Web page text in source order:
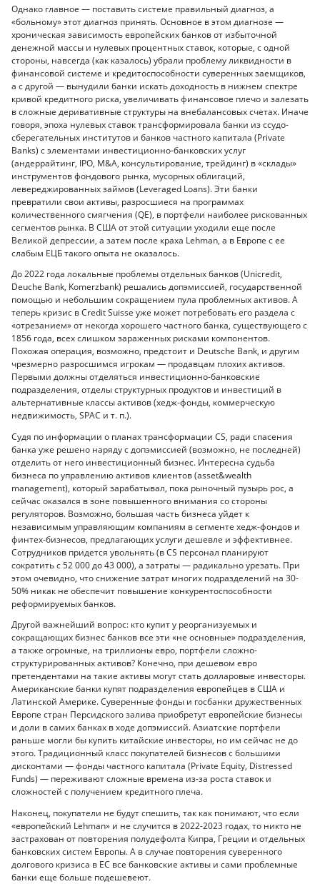
Однако главное — поставить системе правильный диагноз, а
«больному» этот диагноз принять. Основное в этом диагнозе —
хроническая зависимость европейских банков от избыточной
денежной массы и нулевых процентных ставок, которые, с одной
стороны, навсегда (как казалось) убрали проблему ликвидности в
финансовой системе и кредитоспособности суверенных заемщиков,
а с другой — вынудили банки искать доходность в нижнем спектре
кривой кредитного риска, увеличивать финансовое плечо и залезать
в сложные деривативные структуры на внебалансовых счетах. Иначе
говоря, эпоха нулевых ставок трансформировала банки из ссудо-
сберегательных институтов и банков частного капитала (Private
Banks) с элементами инвестиционно-банковских услуг
(андеррайтинг, IPO, M&A, консультирование, трейдинг) в «склады»
инструментов фондового рынка, мусорных облигаций,
левереджированных займов (Leveraged Loans). Эти банки
превратили свои активы, разросшиеся на программах
количественного смягчения (QE), в портфели наиболее рискованных
сегментов рынка. В США от этой ситуации уходили еще после
Великой депрессии, а затем после краха Lehman, а в Европе с ее
слабым ЕЦБ такого опыта не оказалось.
До 2022 года локальные проблемы отдельных банков (Unicredit,
Deuche Bank, Komerzbank) решались допэмиссией, государственной
помощью и небольшим сокращением пула проблемных активов. А
теперь кризис в Credit Suisse уже может потребовать его раздела с
«отрезанием» от некогда хорошего частного банка, существующего с
1856 года, всех слишком зараженных рисками компонентов.
Похожая операция, возможно, предстоит и Deutsche Bank, и другим
чрезмерно разросшимся игрокам — продавцам плохих активов.
Первыми должны отделяться инвестиционно-банковские
подразделения, отделы структурных продуктов и инвестиций в
альтернативные классы активов (хедж-фонды, коммерческую
недвижимость, SPAC и т. п.).
Судя по информации о планах трансформации CS, ради спасения
банка уже решено наряду с допэмиссией (возможно, не последней)
отделить от него инвестиционный бизнес. Интересна судьба
бизнеса по управлению активов клиентов (asset&wealth
management), который зарабатывал, пока рыночный пузырь рос, а
сейчас оказался в зоне повышенного внимания со стороны
регуляторов. Возможно, большая часть бизнеса уйдет к
независимым управляющим компаниям в сегменте хедж-фондов и
финтех-бизнесов, предлагающих услуги дешевле и эффективнее.
Сотрудников придется увольнять (в CS персонал планируют
сократить с 52 000 до 43 000), а затраты — радикально урезать. При
этом очевидно, что снижение затрат многих подразделений на 30-
50% никак не обеспечит повышение конкурентоспособности
реформируемых банков.
Другой важнейший вопрос: кто купит у реорганизуемых и
сокращающих бизнес банков все эти «не основные» подразделения,
а также огромные, на триллионы евро, портфели сложно-
структурированных активов? Конечно, при дешевом евро
претендентами на такие активы могут стать долларовые инвесторы.
Американские банки купят подразделения европейцев в США и
Латинской Америке. Суверенные фонды и госбанки дружественных
Европе стран Персидского залива приобретут европейские бизнесы
и доли в самих банках в ходе допэмиссий. Азиатские портфели
раньше могли бы купить китайские инвесторы, но им сейчас не до
этого. Традиционный класс покупателей бизнесов с большими
дисконтами — фонды частного капитала (Private Equity, Distressed
Funds) — переживают сложные времена из-за роста ставок и
сложностей с получением кредитного плеча.
Наконец, покупатели не будут спешить, так как понимают, что если
«европейский Lehman» и не случится в 2022-2023 годах, то никто не
застрахован от повторения полудефолта Кипра, Греции и отдельных
банковских систем Европы. А в случае повторения суверенного
долгового кризиса в ЕС все банковские активы и сами проблемные
банки еще больше подешевеют.